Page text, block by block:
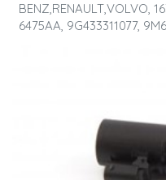
BENZ,RENAULT,VOLVO,
6475AA, 9G433311077,